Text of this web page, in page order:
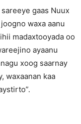
gaas Nuux
waxa aanu
madaxtooyada oo
ayaanu
xoog saarnay
waxaanan kaa